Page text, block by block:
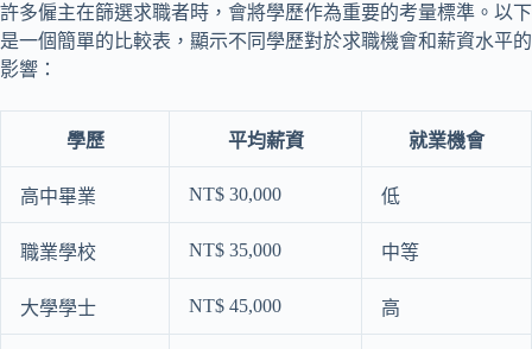
許多僱主在篩選求職者時，會將學歷作為重要的考量標準。以下
是一個簡單的比較表，顯示不同學歷對於求職機會和薪資水平的
影響：
學歷 平均薪資 就業機會
高中畢業 NT$ 30,000 低
職業學校 NT$ 35,000 中等
大學學士 NT$ 45,000 高